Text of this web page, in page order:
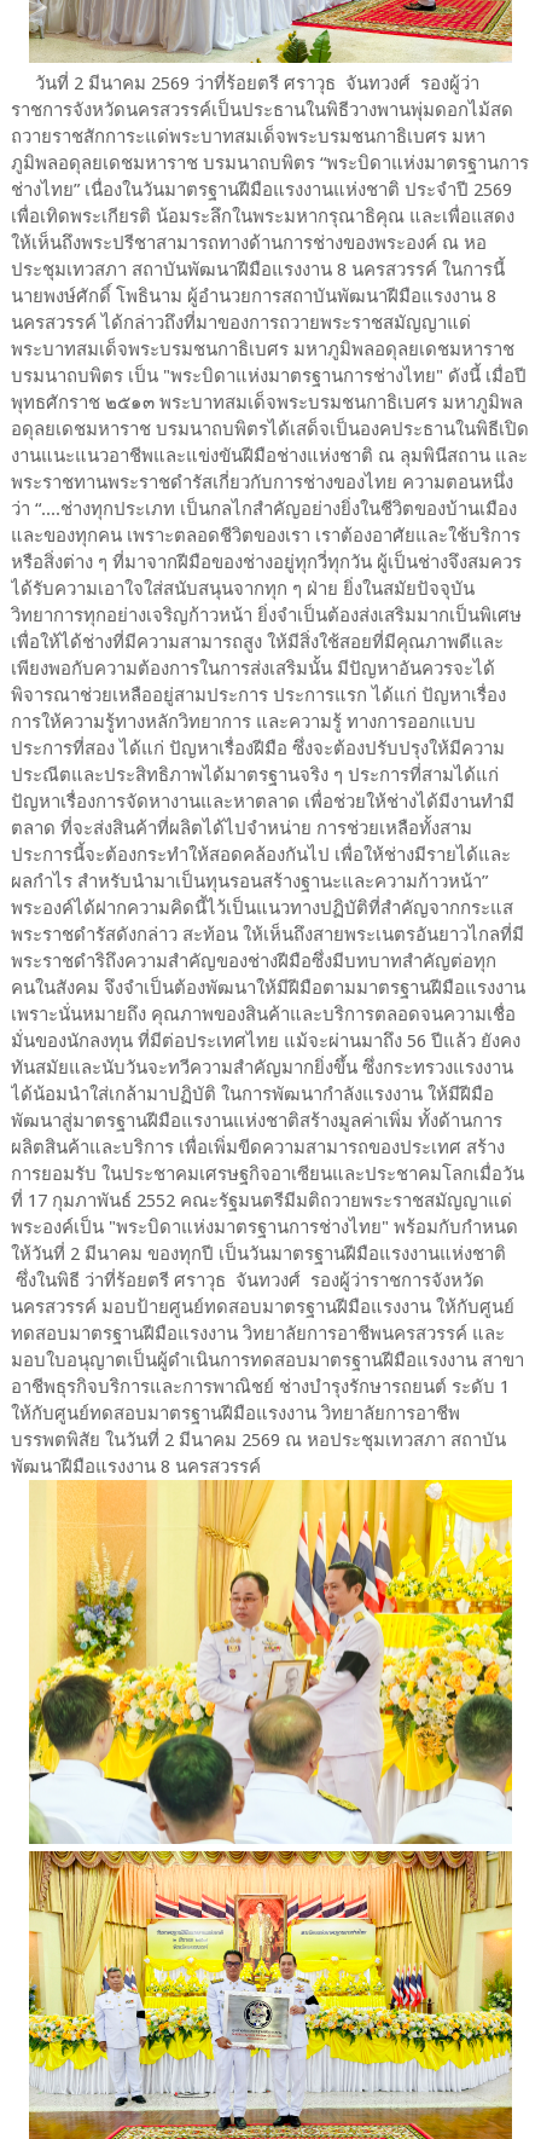
วันที่ 2 มีนาคม 2569 ว่าที่ร้อยตรี ศราวุธ จันทวงศ์ รองผู้ว่า
ราชการจังหวัดนครสวรรค์เป็นประธานในพิธีวางพานพุ่มดอกไม้สด
ถวายราชสักการะแด่พระบาทสมเด็จพระบรมชนกาธิเบศร มหา
ภูมิพลอดุลยเดชมหาราช บรมนาถบพิตร “พระบิดาแห่งมาตรฐานการ
ช่างไทย” เนื่องในวันมาตรฐานฝีมือแรงงานแห่งชาติ ประจำปี 2569
เพื่อเทิดพระเกียรติ น้อมระลึกในพระมหากรุณาธิคุณ และเพื่อแสดง
ให้เห็นถึงพระปรีชาสามารถทางด้านการช่างของพระองค์ ณ หอ
ประชุมเทวสภา สถาบันพัฒนาฝีมือแรงงาน 8 นครสวรรค์ ในการนี้
นายพงษ์ศักดิ์ โพธินาม ผู้อำนวยการสถาบันพัฒนาฝีมือแรงงาน 8
นครสวรรค์ ได้กล่าวถึงที่มาของการถวายพระราชสมัญญาแด่
พระบาทสมเด็จพระบรมชนกาธิเบศร มหาภูมิพลอดุลยเดชมหาราช
บรมนาถบพิตร เป็น "พระบิดาแห่งมาตรฐานการช่างไทย" ดังนี้ เมื่อปี
พุทธศักราช ๒๕๑๓ พระบาทสมเด็จพระบรมชนกาธิเบศร มหาภูมิพล
อดุลยเดชมหาราช บรมนาถบพิตรได้เสด็จเป็นองคประธานในพิธีเปิด
งานแนะแนวอาชีพและแข่งขันฝีมือช่างแห่งชาติ ณ ลุมพินีสถาน และ
พระราชทานพระราชดำรัสเกี่ยวกับการช่างของไทย ความตอนหนึ่ง
ว่า “....ช่างทุกประเภท เป็นกลไกสำคัญอย่างยิ่งในชีวิตของบ้านเมือง
และของทุกคน เพราะตลอดชีวิตของเรา เราต้องอาศัยและใช้บริการ
หรือสิ่งต่าง ๆ ที่มาจากฝีมือของช่างอยู่ทุกวี่ทุกวัน ผู้เป็นช่างจึงสมควร
ได้รับความเอาใจใส่สนับสนุนจากทุก ๆ ฝ่าย ยิ่งในสมัยปัจจุบัน
วิทยาการทุกอย่างเจริญก้าวหน้า ยิ่งจำเป็นต้องส่งเสริมมากเป็นพิเศษ
เพื่อให้ได้ช่างที่มีความสามารถสูง ให้มีสิ่งใช้สอยที่มีคุณภาพดีและ
เพียงพอกับความต้องการในการส่งเสริมนั้น มีปัญหาอันควรจะได้
พิจารณาช่วยเหลืออยู่สามประการ ประการแรก ได้แก่ ปัญหาเรื่อง
การให้ความรู้ทางหลักวิทยาการ และความรู้ ทางการออกแบบ
ประการที่สอง ได้แก่ ปัญหาเรื่องฝีมือ ซึ่งจะต้องปรับปรุงให้มีความ
ประณีตและประสิทธิภาพได้มาตรฐานจริง ๆ ประการที่สามได้แก่
ปัญหาเรื่องการจัดหางานและหาตลาด เพื่อช่วยให้ช่างได้มีงานทำมี
ตลาด ที่จะส่งสินค้าที่ผลิตได้ไปจำหน่าย การช่วยเหลือทั้งสาม
ประการนี้จะต้องกระทำให้สอดคล้องกันไป เพื่อให้ช่างมีรายได้และ
ผลกำไร สำหรับนำมาเป็นทุนรอนสร้างฐานะและความก้าวหน้า”
พระองค์ได้ฝากความคิดนี้ไว้เป็นแนวทางปฏิบัติที่สำคัญจากกระแส
พระราชดำรัสดังกล่าว สะท้อน ให้เห็นถึงสายพระเนตรอันยาวไกลที่มี
พระราชดำริถึงความสำคัญของช่างฝีมือซึ่งมีบทบาทสำคัญต่อทุก
คนในสังคม จึงจำเป็นต้องพัฒนาให้มีฝีมือตามมาตรฐานฝีมือแรงงาน
เพราะนั่นหมายถึง คุณภาพของสินค้าและบริการตลอดจนความเชื่อ
มั่นของนักลงทุน ที่มีต่อประเทศไทย แม้จะผ่านมาถึง 56 ปีแล้ว ยังคง
ทันสมัยและนับวันจะทวีความสำคัญมากยิ่งขึ้น ซึ่งกระทรวงแรงงาน
ได้น้อมนำใส่เกล้ามาปฏิบัติ ในการพัฒนากำลังแรงงาน ให้มีฝีมือ
พัฒนาสู่มาตรฐานฝีมือแรงานแห่งชาติสร้างมูลค่าเพิ่ม ทั้งด้านการ
ผลิตสินค้าและบริการ เพื่อเพิ่มขีดความสามารถของประเทศ สร้าง
การยอมรับ ในประชาคมเศรษฐกิจอาเซียนและประชาคมโลกเมื่อวัน
ที่ 17 กุมภาพันธ์ 2552 คณะรัฐมนตรีมีมติถวายพระราชสมัญญาแด่
พระองค์เป็น "พระบิดาแห่งมาตรฐานการช่างไทย" พร้อมกับกำหนด
ให้วันที่ 2 มีนาคม ของทุกปี เป็นวันมาตรฐานฝีมือแรงงานแห่งชาติ
ซึ่งในพิธี ว่าที่ร้อยตรี ศราวุธ จันทวงศ์ รองผู้ว่าราชการจังหวัด
นครสวรรค์ มอบป้ายศูนย์ทดสอบมาตรฐานฝีมือแรงงาน ให้กับศูนย์
ทดสอบมาตรฐานฝีมือแรงงาน วิทยาลัยการอาชีพนครสวรรค์ และ
มอบใบอนุญาตเป็นผู้ดำเนินการทดสอบมาตรฐานฝีมือแรงงาน สาขา
อาชีพธุรกิจบริการและการพาณิชย์ ช่างบำรุงรักษารถยนต์ ระดับ 1
ให้กับศูนย์ทดสอบมาตรฐานฝีมือแรงงาน วิทยาลัยการอาชีพ
บรรพตพิสัย ในวันที่ 2 มีนาคม 2569 ณ หอประชุมเทวสภา สถาบัน
พัฒนาฝีมือแรงงาน 8 นครสวรรค์